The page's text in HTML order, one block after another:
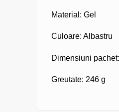
Material: Gel
Culoare: Albastru
Dimensiuni
Greutate: 246 g